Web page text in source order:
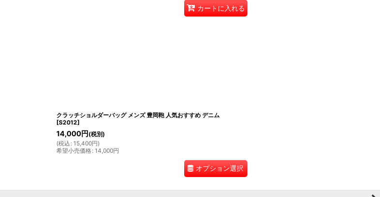
カートに入れる
クラッチショルダーバッグ メンズ 豊岡鞄 人気おすすめ デニム
[S2012]
14,000円 (税別)
(税込 : 15,400円)
希望小売価格: 14,000円
オプション選択